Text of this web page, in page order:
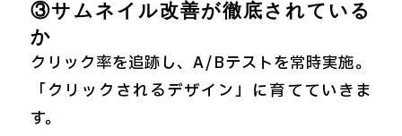
③サムネイル改善が徹底されている
か
クリック率を追跡し、A/Bテストを常時実施。
「クリックされるデザイン」に育てていきま
す。